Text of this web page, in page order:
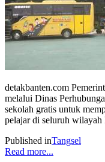
detakbanten.com
melalui Dinas
sekolah gratis untuk
pelajar di seluruh wilayah
Published inTangsel
Read more...